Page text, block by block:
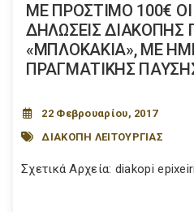
ΜΕ ΠΡΟΣΤΙΜΟ 100€
ΔΗΛΩΣΕΙΣ ΔΙΑΚΟΠΗΣ
«ΜΠΛΟΚΑΚΙΑ», ΜΕ
ΠΡΑΓΜΑΤΙΚΗΣ
22 Φεβρουαρίου, 2017
ΔΙΑΚΟΠΗ ΛΕΙΤΟΥΡΓΙΑΣ
Σχετικά Αρχεία: diakopi